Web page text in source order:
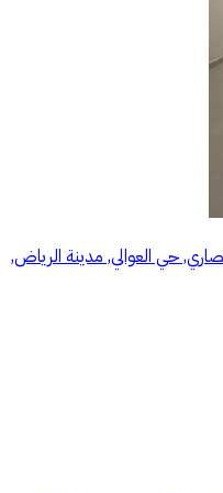
حي العوالي, مدينة الرياض,